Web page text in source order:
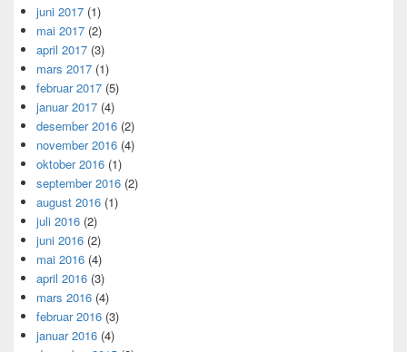
juni 2017 (1)
mai 2017 (2)
april 2017 (3)
mars 2017 (1)
februar 2017 (5)
januar 2017 (4)
desember 2016 (2)
november 2016 (4)
oktober 2016 (1)
september 2016 (2)
august 2016 (1)
juli 2016 (2)
juni 2016 (2)
mai 2016 (4)
april 2016 (3)
mars 2016 (4)
februar 2016 (3)
januar 2016 (4)